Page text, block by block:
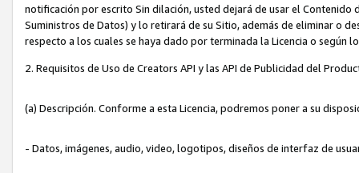
notificación por escrito Sin dilación, usted dejará de usar el
Suministros de Datos) y lo retirará de su Sitio, además de eliminar o
respecto a los cuales se haya dado por terminada la Licencia o según
2. Requisitos de Uso de Creators API y las API de Publicidad del
(a) Descripción. Conforme a esta Licencia, podremos poner a su
- Datos, imágenes, audio, video, logotipos, diseños de interfaz de